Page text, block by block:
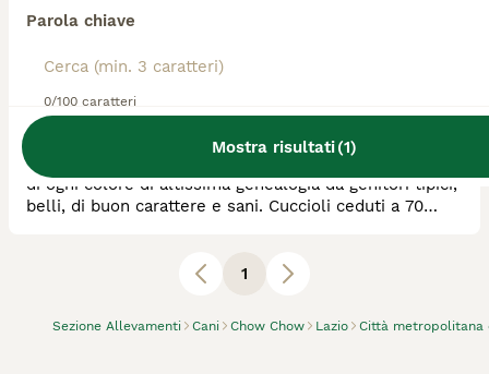
Parola chiave
0/100 caratteri
Mostra risultati(1)
Sezione Allevamenti Cani Chow Chow Lazio Città metropolitana
Razza: Chow Chow
Rieti
Allevamento riconosciuto ENCI-FCI; bellissimi cuccioli
di ogni colore di altissima genealogia da genitori tipici,
belli, di buon carattere e sani. Cuccioli ceduti a 70
1